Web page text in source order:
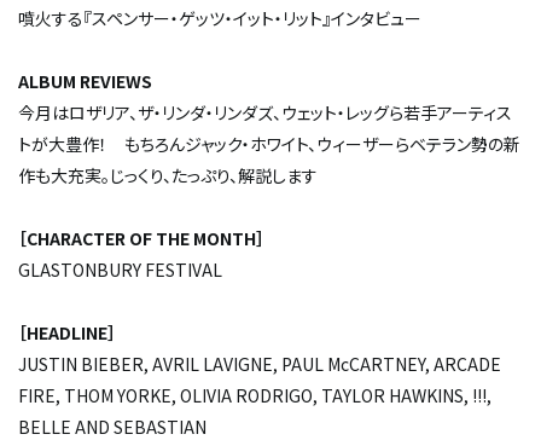
噴火する『スペンサー・ゲッツ・イット・リット』インタビュー
ALBUM REVIEWS
今月はロザリア、ザ・リンダ・リンダズ、ウェット・レッグら若手アーティス
トが大豊作！ もちろんジャック・ホワイト、ウィーザーらベテラン勢の新
作も大充実。じっくり、たっぷり、解説します
［CHARACTER OF THE MONTH］
GLASTONBURY FESTIVAL
［HEADLINE］
JUSTIN BIEBER, AVRIL LAVIGNE, PAUL McCARTNEY, ARCADE
FIRE, THOM YORKE, OLIVIA RODRIGO, TAYLOR HAWKINS, !!!,
BELLE AND SEBASTIAN